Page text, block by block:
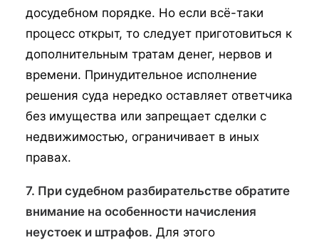
досудебном порядке. Но если всё-таки
процесс открыт, то следует приготовиться к
дополнительным тратам денег, нервов и
времени. Принудительное исполнение
решения суда нередко оставляет ответчика
без имущества или запрещает сделки с
недвижимостью, ограничивает в иных
правах.
7. При судебном разбирательстве обратите
внимание на особенности начисления
неустоек и штрафов. Для этого